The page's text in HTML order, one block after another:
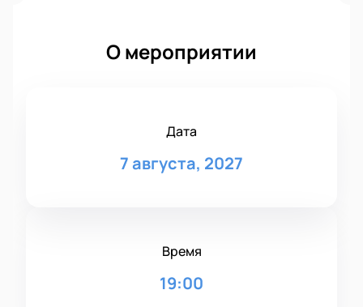
О мероприятии
Дата
7 августа, 2027
Время
19:00